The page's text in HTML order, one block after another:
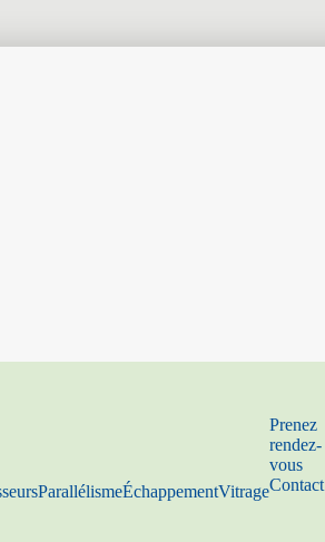
ParallélismeÉchappementVitrage
Prenez
rendez-
vous
Contact